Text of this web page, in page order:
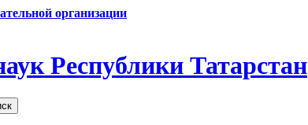
организации
Республики Татарстан